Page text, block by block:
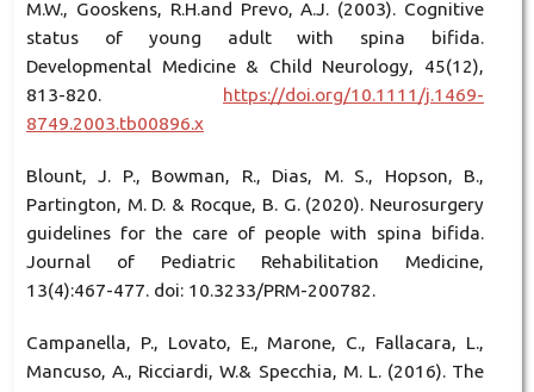
M.W., Gooskens, R.H.and Prevo, A.J. (2003). Cognitive
status of young adult with spina bifida.
Developmental Medicine & Child Neurology, 45(12),
813-820. https://doi.org/10.1111/j.1469-
8749.2003.tb00896.x
Blount, J. P., Bowman, R., Dias, M. S., Hopson, B.,
Partington, M. D. & Rocque, B. G. (2020). Neurosurgery
guidelines for the care of people with spina bifida.
Journal of Pediatric Rehabilitation Medicine,
13(4):467-477. doi: 10.3233/PRM-200782.
Campanella, P., Lovato, E., Marone, C., Fallacara, L.,
Mancuso, A., Ricciardi, W.& Specchia, M. L. (2016). The